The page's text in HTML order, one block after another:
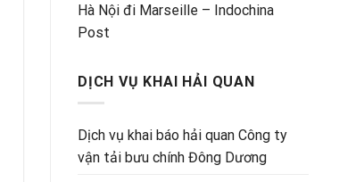
Hà Nội đi Marseille – Indochina
Post
DỊCH VỤ KHAI HẢI QUAN
Dịch vụ khai báo hải quan Công ty
vận tải bưu chính Đông Dương